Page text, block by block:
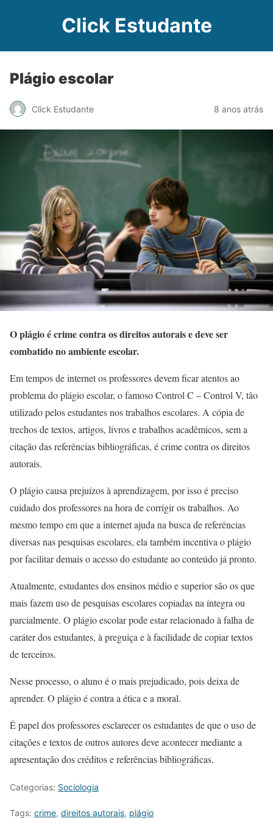
Click Estudante
Plágio escolar
Click Estudante 8 anos atrás
O plágio é crime contra os direitos autorais e deve ser
combatido no ambiente escolar.
Em tempos de internet os professores devem ficar atentos ao
problema do plágio escolar, o famoso Control C – Control V, tão
utilizado pelos estudantes nos trabalhos escolares. A cópia de
trechos de textos, artigos, livros e trabalhos acadêmicos, sem a
citação das referências bibliográficas, é crime contra os direitos
autorais.
O plágio causa prejuízos à aprendizagem, por isso é preciso
cuidado dos professores na hora de corrigir os trabalhos. Ao
mesmo tempo em que a internet ajuda na busca de referências
diversas nas pesquisas escolares, ela também incentiva o plágio
por facilitar demais o acesso do estudante ao conteúdo já pronto.
Atualmente, estudantes dos ensinos médio e superior são os que
mais fazem uso de pesquisas escolares copiadas na íntegra ou
parcialmente. O plágio escolar pode estar relacionado à falha de
caráter dos estudantes, à preguiça e à facilidade de copiar textos
de terceiros.
Nesse processo, o aluno é o mais prejudicado, pois deixa de
aprender. O plágio é contra a ética e a moral.
É papel dos professores esclarecer os estudantes de que o uso de
citações e textos de outros autores deve acontecer mediante a
apresentação dos créditos e referências bibliográficas.
Categorias: Sociologia
Tags: crime, direitos autorais, plágio